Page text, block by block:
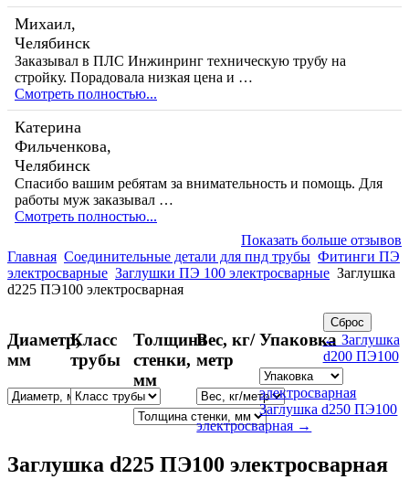
Михаил,
Челябинск
Заказывал в ПЛС Инжинринг техническую трубу на
стройку. Порадовала низкая цена и …
Смотреть полностью...
Катерина
Фильченкова,
Челябинск
Спасибо вашим ребятам за внимательность и помощь. Для
работы муж заказывал …
Смотреть полностью...
Показать больше отзывов
Главная Соединительные детали для пнд трубы Фитинги ПЭ
электросварные Заглушки ПЭ 100 электросварные Заглушка
d225 ПЭ100 электросварная
Диаметр,
мм
Класс
трубы
Толщина
стенки,
мм
Вес, кг/
метр
Упаковка← Заглушка
d200 ПЭ100
электросварная
Заглушка d250 ПЭ100
электросварная →
Заглушка d225 ПЭ100 электросварная